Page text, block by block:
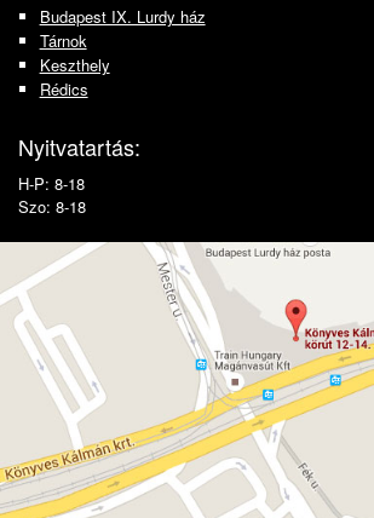
Budapest IX. Lurdy ház
Tárnok
Keszthely
Rédics
Nyitvatartás:
H-P: 8-18
Szo: 8-18